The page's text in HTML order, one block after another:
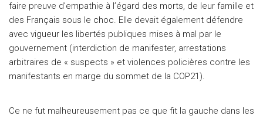
faire preuve d’empathie à l’égard des morts, de leur famille et
des Français sous le choc. Elle devait également défendre
avec vigueur les libertés publiques mises à mal par le
gouvernement (interdiction de manifester, arrestations
arbitraires de « suspects » et violences policières contre les
manifestants en marge du sommet de la COP21).
Ce ne fut malheureusement pas ce que fit la gauche dans les